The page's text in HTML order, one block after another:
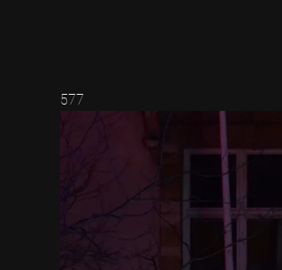
577